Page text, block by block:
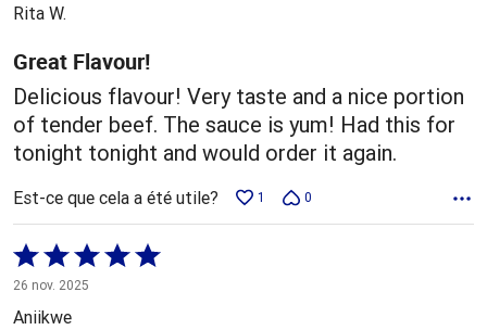
Rita W.
Great Flavour!
Delicious flavour! Very taste and a nice portion
of tender beef. The sauce is yum! Had this for
tonight tonight and would order it again.
Est-ce que cela a été utile? 1 0
Coté
5 sur
5
26 nov. 2025
Aniikwe